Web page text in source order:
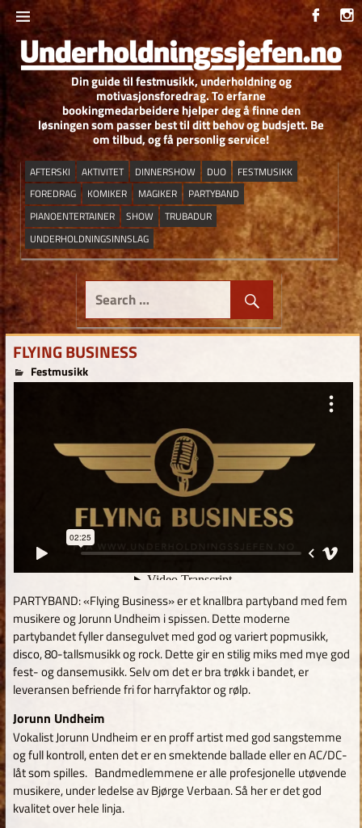
Skip
to
content
Din guide til festmusikk, underholdning og
motivasjonsforedrag. To erfarne
bookingmedarbeidere hjelper deg å finne den
løsningen som passer best til ditt behov og budsjett. Be
om tilbud, og få personlig service!
AFTERSKI AKTIVITET DINNERSHOW DUO
FESTMUSIKK
FOREDRAG
KOMIKER MAGIKER
PARTYBAND
PIANOENTERTAINER
SHOW
TRUBADUR
UNDERHOLDNINGSINNSLAG
FLYING BUSINESS
26. oktober 2024
tom
Festmusikk
PARTYBAND: «Flying Business» er et knallbra partyband med fem
musikere og Jorunn Undheim i spissen. Dette moderne
partybandet fyller dansegulvet med god og variert popmusikk,
disco, 80-tallsmusikk og rock. Dette gir en stilig miks med mye god
fest- og dansemusikk. Selv om det er bra trøkk i bandet, er
leveransen befriende fri for harryfaktor og rølp.
Jorunn Undheim
Vokalist Jorunn Undheim er en proff artist med god sangstemme
og full kontroll, enten det er en smektende ballade eller en AC/DC-
låt som spilles. Bandmedlemmene er alle profesjonelle utøvende
musikere, under ledelse av Bjørge Verbaan. Så her er det god
kvalitet over hele linja.